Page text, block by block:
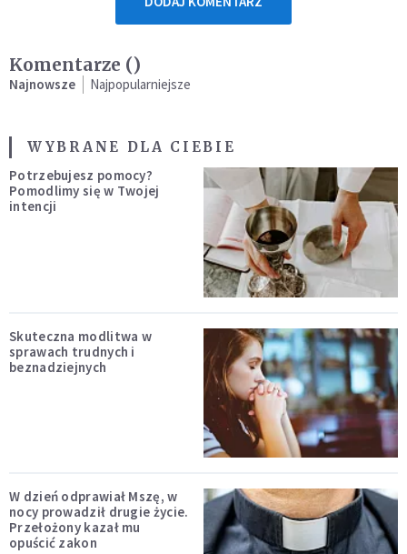
Komentarze ()
Najnowsze Najpopularniejsze
WYBRANE DLA CIEBIE
Potrzebujesz pomocy?
Pomodlimy się w Twojej
intencji
Skuteczna modlitwa w
sprawach trudnych i
beznadziejnych
W dzień odprawiał Mszę, w
nocy prowadził drugie życie.
Przełożony kazał mu
opuścić zakon